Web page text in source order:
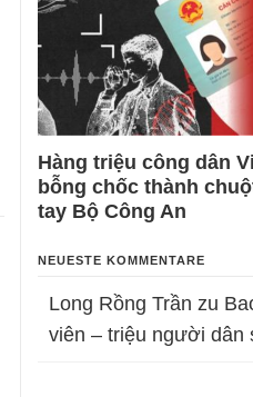
Hàng triệu công dân
bỗng chốc thành
tay Bộ Công An
NEUESTE KOMMENTARE
Long Rồng Trần zu
viên – triệu người dân